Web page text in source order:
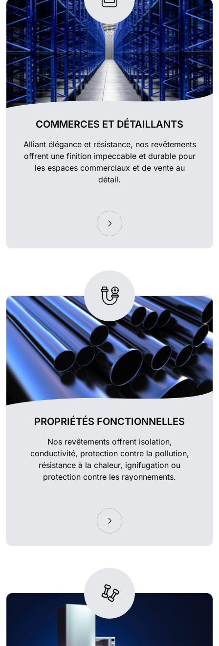
COMMERCES ET DÉTAILLANTS
Alliant élégance et résistance, nos revêtements
offrent une finition impeccable et durable pour
les espaces commerciaux et de vente au
détail.
PROPRIÉTÉS FONCTIONNELLES
Nos revêtements offrent isolation,
conductivité, protection contre la pollution,
résistance à la chaleur, ignifugation ou
protection contre les rayonnements.